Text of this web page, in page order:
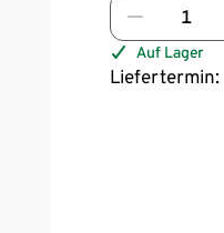
Auf Lager
Liefertermin: